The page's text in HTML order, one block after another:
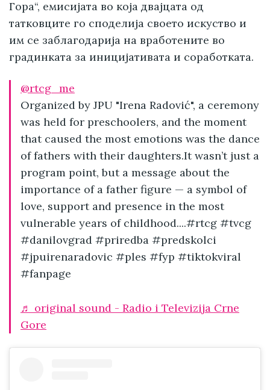
Гора“, емисијата во која двајцата од
татковците го споделија своето искуство и
им се заблагодарија на вработените во
градинката за иницијативата и соработката.
@rtcg_me
Organized by JPU "Irena Radović", a ceremony
was held for preschoolers, and the moment
that caused the most emotions was the dance
of fathers with their daughters.It wasn’t just a
program point, but a message about the
importance of a father figure — a symbol of
love, support and presence in the most
vulnerable years of childhood....#rtcg #tvcg
#danilovgrad #priredba #predskolci
#jpuirenaradovic #ples #fyp #tiktokviral
#fanpage
♬ original sound - Radio i Televizija Crne
Gore